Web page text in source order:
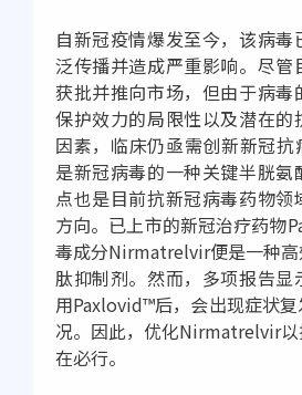
自新冠疫情爆发至今，该病
泛传播并造成严重影响。尽管
获批并推向市场，但由于病毒
保护效力的局限性以及潜在的
因素，临床仍亟需创新新冠抗
是新冠病毒的一种关键半胱氨
点也是目前抗新冠病毒药物领
方向。已上市的新冠治疗药物
毒成分Nirmatrelvir便是一种高
肽抑制剂。然而，多项报告显
用Paxlovid™后，会出现症状
况。因此，优化Nirmatrelvir以
在必行。